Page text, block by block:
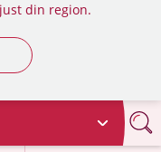
din region.